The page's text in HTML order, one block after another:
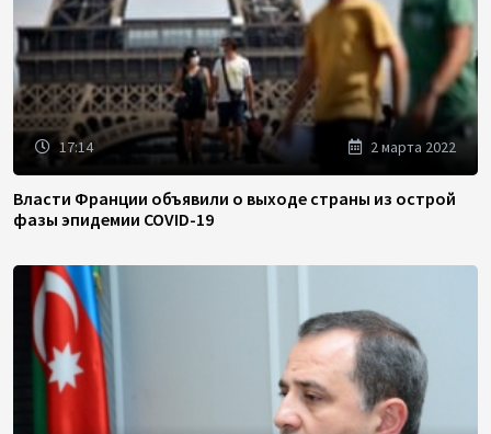
17:14 2 марта 2022
Власти Франции объявили о выходе страны из острой
фазы эпидемии COVID-19